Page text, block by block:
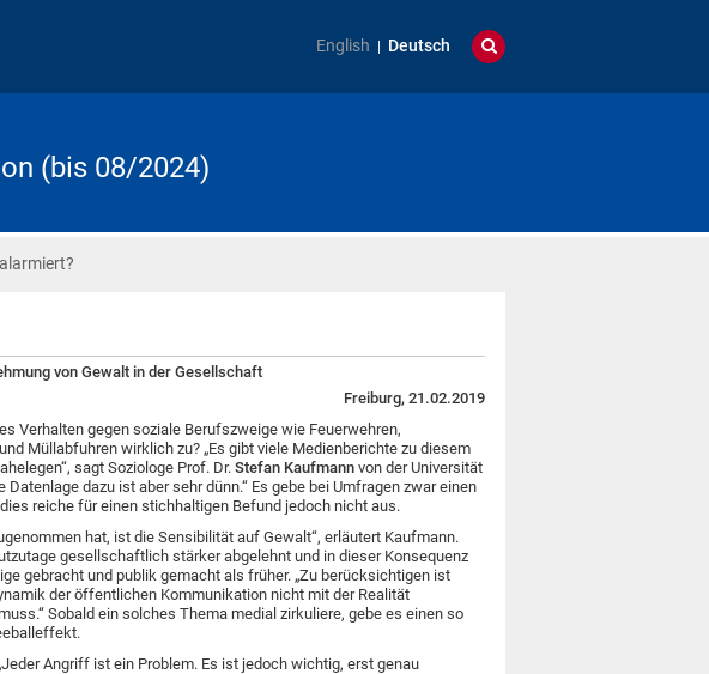
English Deutsch
(bis 08/2024)
von Gewalt in der Gesellschaft
Freiburg, 21.02.2019
Verhalten gegen soziale Berufszweige wie Feuerwehren,
Müllabfuhren wirklich zu? „Es gibt viele Medienberichte zu diesem
sagt Soziologe Prof. Dr. Stefan Kaufmann von der Universität
Datenlage dazu ist aber sehr dünn.“ Es gebe bei Umfragen zwar einen
reiche für einen stichhaltigen Befund jedoch nicht aus.
hat, ist die Sensibilität auf Gewalt“, erläutert Kaufmann.
gesellschaftlich stärker abgelehnt und in dieser Konsequenz
gebracht und publik gemacht als früher. „Zu berücksichtigen ist
der öffentlichen Kommunikation nicht mit der Realität
Sobald ein solches Thema medial zirkuliere, gebe es einen so
Angriff ist ein Problem. Es ist jedoch wichtig, erst genau